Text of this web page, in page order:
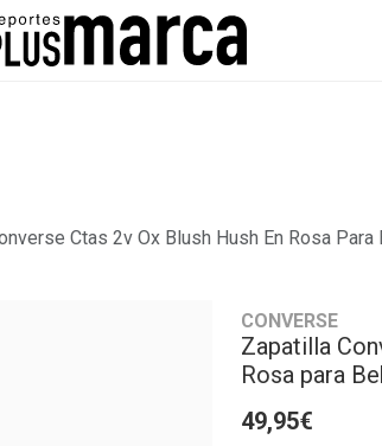
Ctas 2v Ox Blush Hush En Rosa Para
CONVERSE
Zapatilla
Rosa para
49,95€